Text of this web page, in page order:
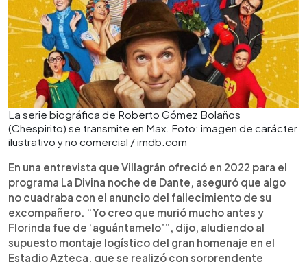
La serie biográfica de Roberto Gómez Bolaños
(Chespirito) se transmite en Max. Foto: imagen de carácter
ilustrativo y no comercial / imdb.com
En una entrevista que Villagrán ofreció en 2022 para el
programa La Divina noche de Dante, aseguró que algo
no cuadraba con el anuncio del fallecimiento de su
excompañero. “Yo creo que murió mucho antes y
Florinda fue de ‘aguántamelo’”, dijo, aludiendo al
supuesto montaje logístico del gran homenaje en el
Estadio Azteca, que se realizó con sorprendente